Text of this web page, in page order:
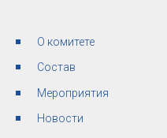
О комитете
Состав
Мероприятия
Новости